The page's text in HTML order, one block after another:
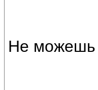
Не можешь